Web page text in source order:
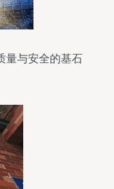
量与安全的基石